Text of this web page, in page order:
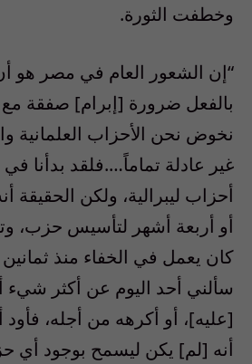
وخطفت الثورة.
“إن الشعور العام في مصر هو
بالفعل ضرورة [إبرام] صفقة مع
نخوض نحن الأحزاب العلمانية
غير عادلة تماماً….فلقد بدأنا
أحزاب ليبرالية، ولكن الحقيقة
أو أربعة أشهر لتأسيس حزب،
كان يعمل في الخفاء منذ ثمانين
سألني أحد اليوم عن أكثر شيء
[عليه]، أو أكرهه من أجله، فأود
أنه [لم] يكن ليسمح بوجود أي